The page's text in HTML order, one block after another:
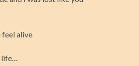
feel alive